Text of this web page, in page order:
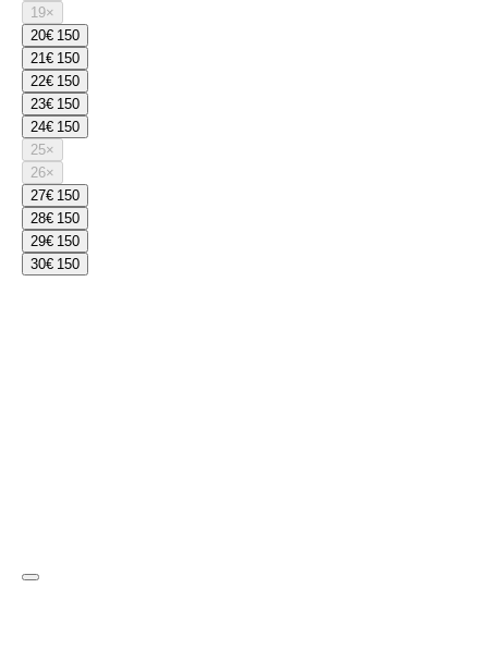
19×
20€ 150
21€ 150
22€ 150
23€ 150
24€ 150
25×
26×
27€ 150
28€ 150
29€ 150
30€ 150